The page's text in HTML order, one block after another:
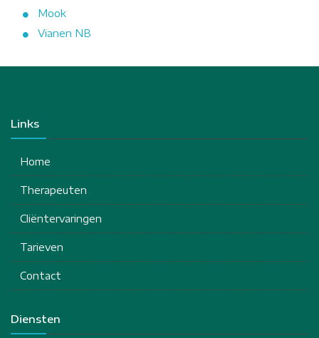
Mook
Vianen NB
Links
Home
Therapeuten
Cliëntervaringen
Tarieven
Contact
Diensten